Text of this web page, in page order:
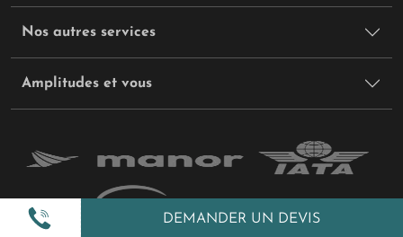
DEMANDER UN DEVIS
Nos autres services
Amplitudes et vous